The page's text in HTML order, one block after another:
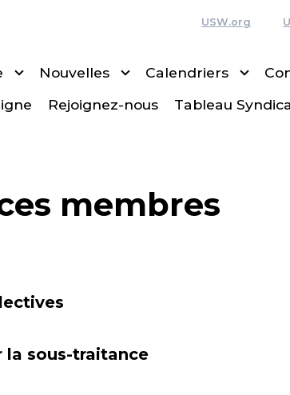
USW.org
Nouvelles Calendriers
Rejoignez-nous Tableau
membres
la sous-traitance